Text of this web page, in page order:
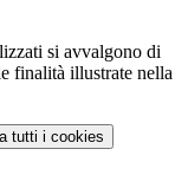
si avvalgono di
finalità illustrate nella
tutti i cookies